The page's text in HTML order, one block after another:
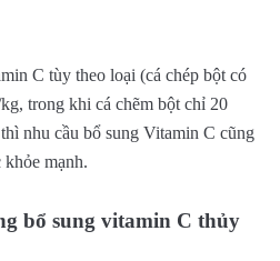
C tùy theo loại (cá chép bột có
trong khi cá chẽm bột chỉ 20
nhu cầu bổ sung Vitamin C cũng
khỏe mạnh.
bổ sung vitamin C thủy